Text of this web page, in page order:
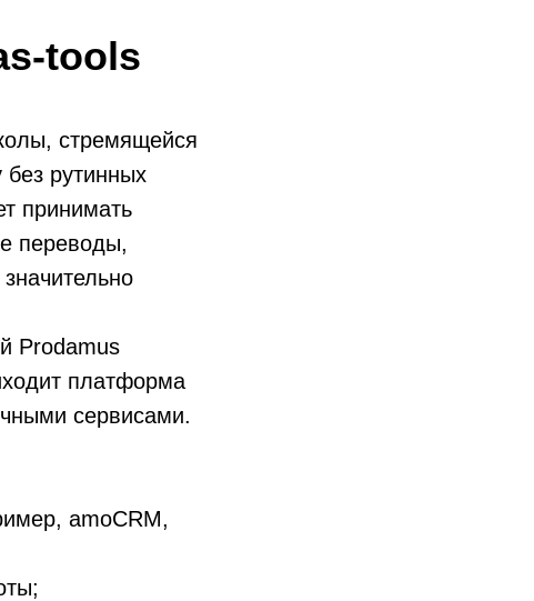
tools
стремящейся
без рутинных
принимать
переводы,
Prodamus
платформа
сервисами.
amoCRM,